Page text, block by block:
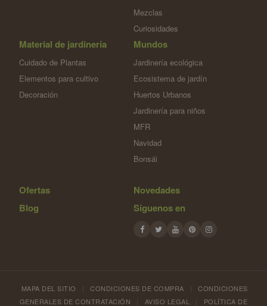
Mezclas
Curiosidades
Material de jardinería
Cuidado de Plantas
Elementos para cultivo
Decoración
Mundos
Jardinería ecológica
Ecosistema de jardín
Huertos Urbanos
Jardinería para niños
MFR
Navidad
Bonsái
Ofertas
Novedades
Blog
Síguenos en
MAPA DEL SITIO CONDICIONES DE COMPRA
CONDICIONES
GENERALES DE CONTRATACIÓN
AVISO LEGAL POLÍTICA DE